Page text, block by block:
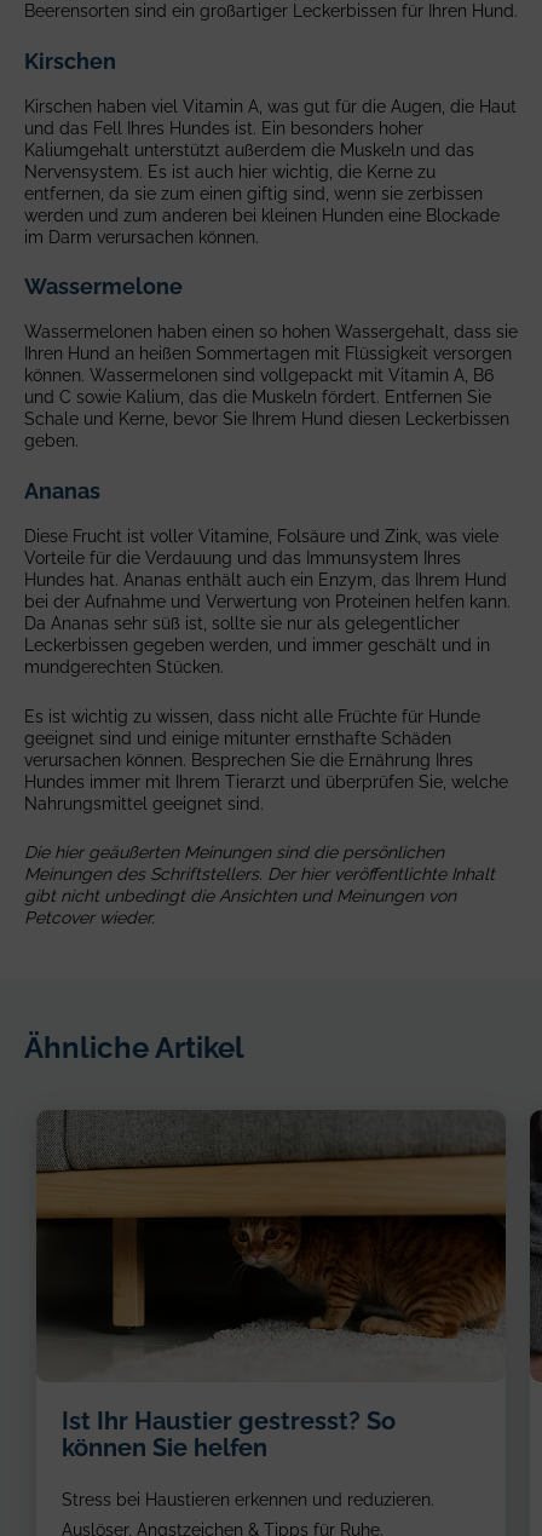
Beerensorten sind ein großartiger Leckerbissen für Ihren Hund.
Kirschen
Kirschen haben viel Vitamin A, was gut für die Augen, die Haut
und das Fell Ihres Hundes ist. Ein besonders hoher
Kaliumgehalt unterstützt außerdem die Muskeln und das
Nervensystem. Es ist auch hier wichtig, die Kerne zu
entfernen, da sie zum einen giftig sind, wenn sie zerbissen
werden und zum anderen bei kleinen Hunden eine Blockade
im Darm verursachen können.
Wassermelone
Wassermelonen haben einen so hohen Wassergehalt, dass sie
Ihren Hund an heißen Sommertagen mit Flüssigkeit versorgen
können. Wassermelonen sind vollgepackt mit Vitamin A, B6
und C sowie Kalium, das die Muskeln fördert. Entfernen Sie
Schale und Kerne, bevor Sie Ihrem Hund diesen Leckerbissen
geben.
Ananas
Diese Frucht ist voller Vitamine, Folsäure und Zink, was viele
Vorteile für die Verdauung und das Immunsystem Ihres
Hundes hat. Ananas enthält auch ein Enzym, das Ihrem Hund
bei der Aufnahme und Verwertung von Proteinen helfen kann.
Da Ananas sehr süß ist, sollte sie nur als gelegentlicher
Leckerbissen gegeben werden, und immer geschält und in
mundgerechten Stücken.
Es ist wichtig zu wissen, dass nicht alle Früchte für Hunde
geeignet sind und einige mitunter ernsthafte Schäden
verursachen können. Besprechen Sie die Ernährung Ihres
Hundes immer mit Ihrem Tierarzt und überprüfen Sie, welche
Nahrungsmittel geeignet sind.
Die hier geäußerten Meinungen sind die persönlichen
Meinungen des Schriftstellers. Der hier veröffentlichte Inhalt
gibt nicht unbedingt die Ansichten und Meinungen von
Petcover wieder.
Ähnliche Artikel
Ist Ihr Haustier gestresst? So
können Sie helfen
Stress bei Haustieren erkennen und reduzieren.
Auslöser, Angstzeichen & Tipps für Ruhe.